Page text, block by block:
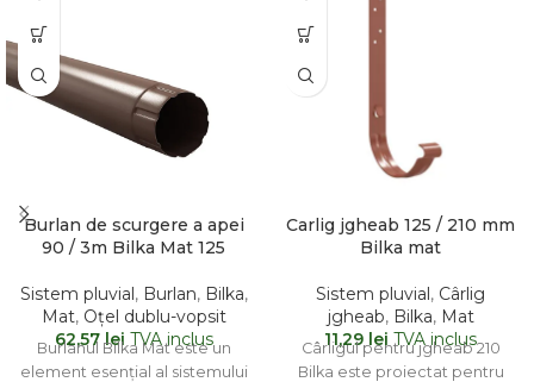
Burlan de scurgere a apei
90 / 3m Bilka Mat 125
Sistem pluvial, Burlan, Bilka,
Mat, Oțel dublu-vopsit
62,57lei TVA inclus
Burlanul Bilka Mat este un
element esențial al sistemului
Carlig jgheab 125 / 210 mm
Bilka mat
Sistem pluvial, Cârlig
jgheab, Bilka, Mat
11,29 lei TVA inclus
Cârligul pentru jgheab 210
Bilka este proiectat pentru